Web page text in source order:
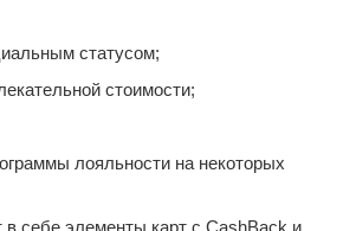
статусом;
стоимости;
лояльности на некоторых
себе элементы карт с CashBack и